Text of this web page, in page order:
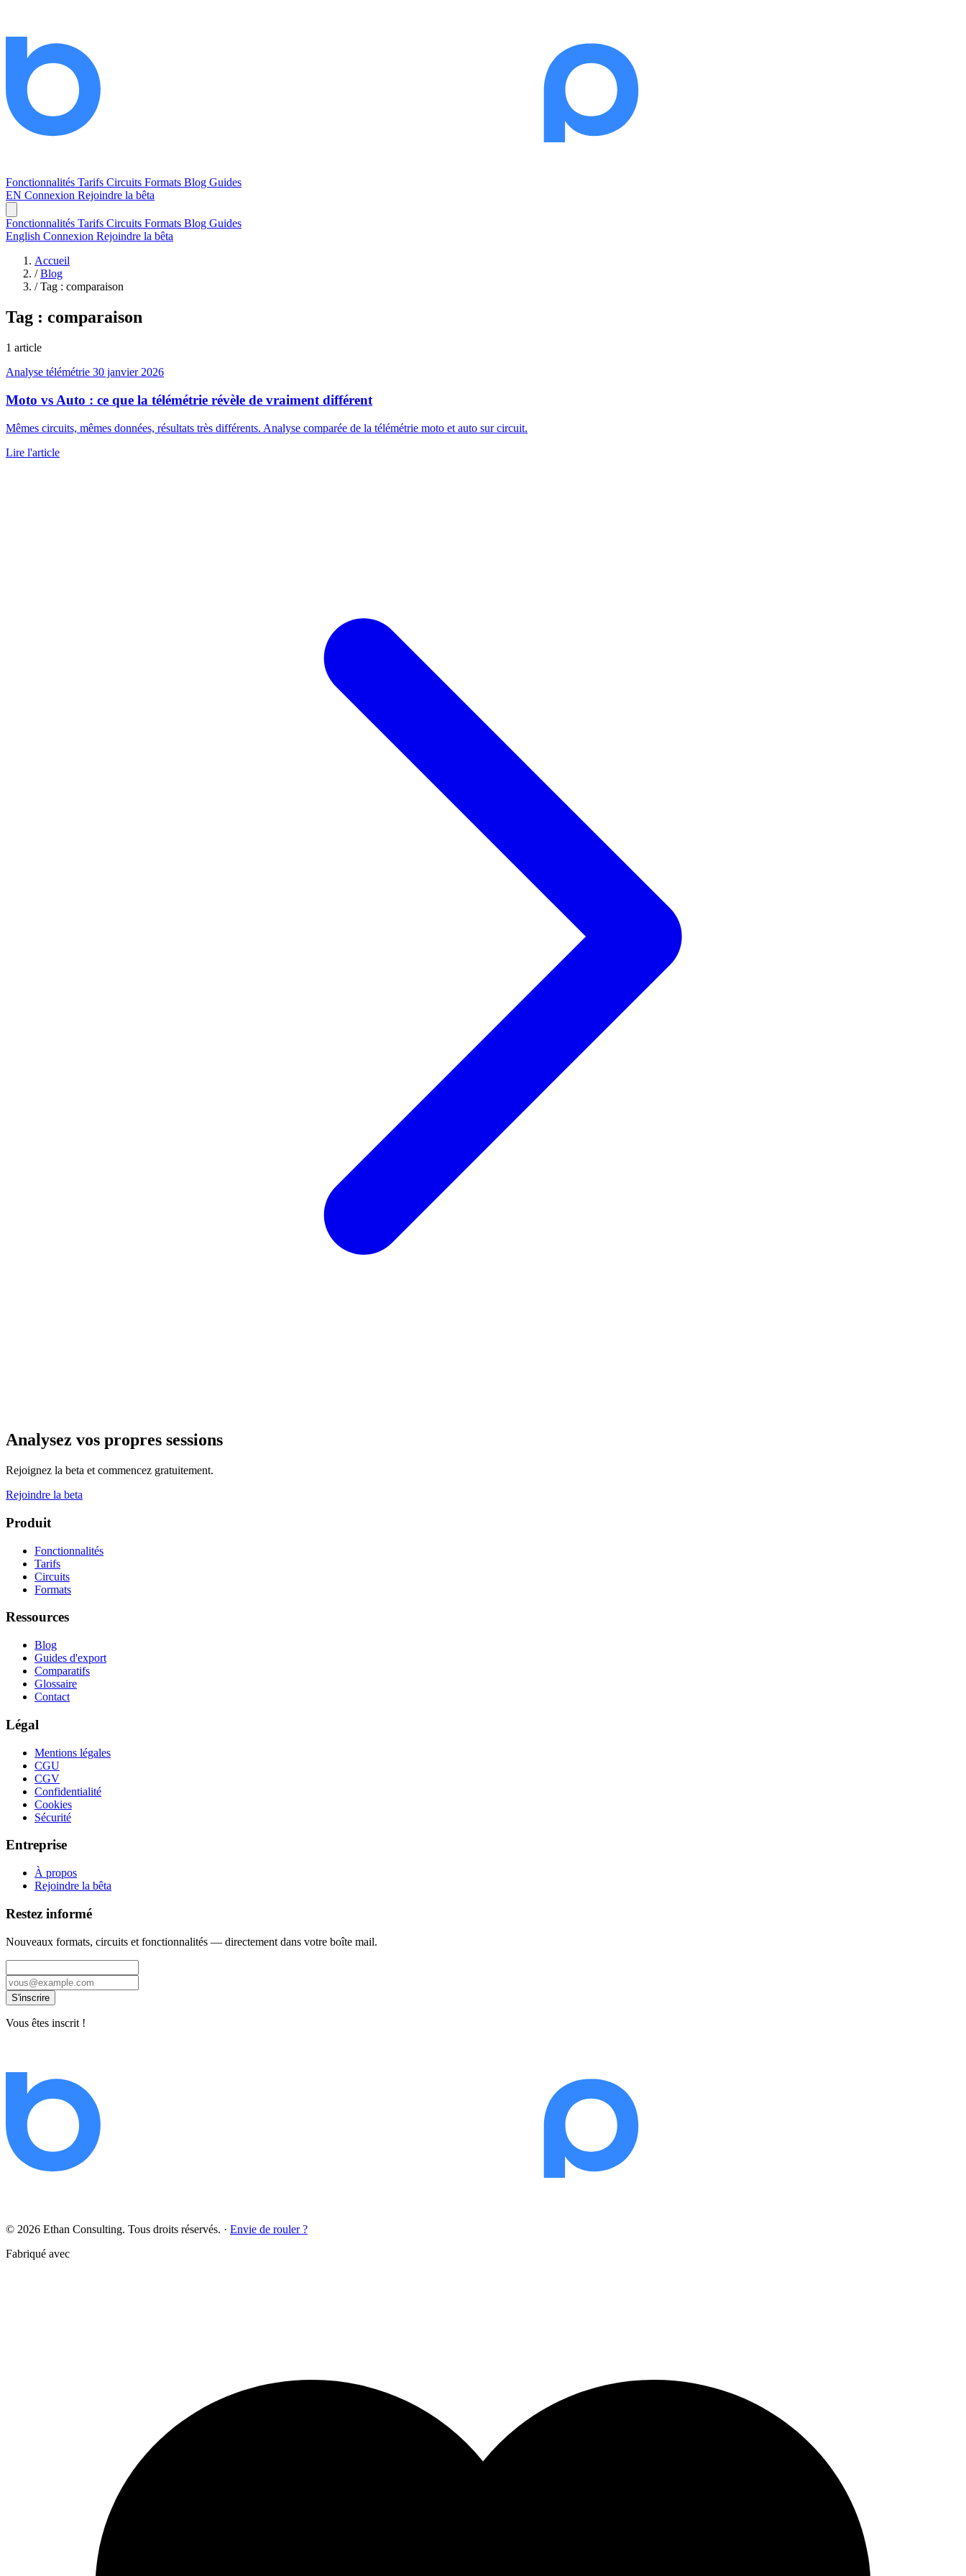
Fonctionnalités Tarifs Circuits Formats Blog Guides
EN Connexion Rejoindre la bêta
Fonctionnalités Tarifs Circuits Formats Blog Guides
English Connexion Rejoindre la bêta
Accueil
/ Blog
/ Tag : comparaison
Tag : comparaison
1 article
Analyse télémétrie 30 janvier 2026
Moto vs Auto : ce que la télémétrie révèle de vraiment différent
Mêmes circuits, mêmes données, résultats très différents. Analyse comparée de la télémétrie moto et auto sur circuit.
Lire l'article
Analysez vos propres sessions
Rejoignez la beta et commencez gratuitement.
Rejoindre la beta
Produit
Fonctionnalités
Tarifs
Circuits
Formats
Ressources
Blog
Guides d'export
Comparatifs
Glossaire
Contact
Légal
Mentions légales
CGU
CGV
Confidentialité
Cookies
Sécurité
Entreprise
À propos
Rejoindre la bêta
Restez informé
Nouveaux formats, circuits et fonctionnalités — directement dans votre boîte mail.
S'inscrire
Vous êtes inscrit !
© 2026 Ethan Consulting. Tous droits réservés. · Envie de rouler ?
Fabriqué avec